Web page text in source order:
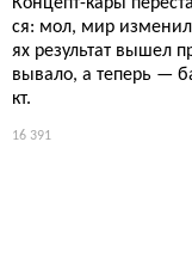
Концепт-кары
ся: мол, мир
ях результат вышел
вывало, а теперь —
кт.
16 391